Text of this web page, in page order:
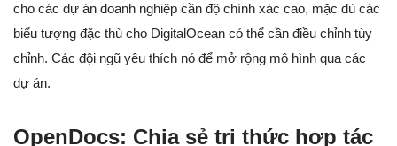
cho các dự án doanh nghiệp cần độ chính xác cao, mặc dù các
biểu tượng đặc thù cho DigitalOcean có thể cần điều chỉnh tùy
chỉnh. Các đội ngũ yêu thích nó để mở rộng mô hình qua các
dự án.
OpenDocs: Chia sẻ tri thức hợp tác